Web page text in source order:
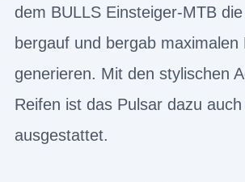
dem BULLS Einsteiger-MTB
bergauf und bergab maximalen
generieren. Mit den stylischen
Reifen ist das Pulsar dazu
ausgestattet.